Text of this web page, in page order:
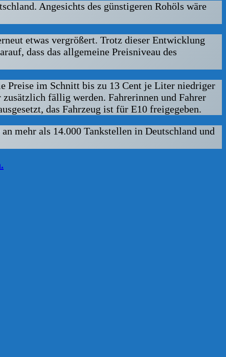
Angesichts des günstigeren Rohöls wäre
etwas vergrößert. Trotz dieser Entwicklung
dass das allgemeine Preisniveau des
Preise im Schnitt bis zu 13 Cent je Liter niedriger
fällig werden. Fahrerinnen und Fahrer
das Fahrzeug ist für E10 freigegeben.
mehr als 14.000 Tankstellen in Deutschland und